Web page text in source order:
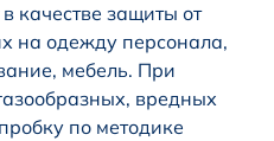
качестве защиты от
на одежду персонала,
мебель. При
вредных
по методике